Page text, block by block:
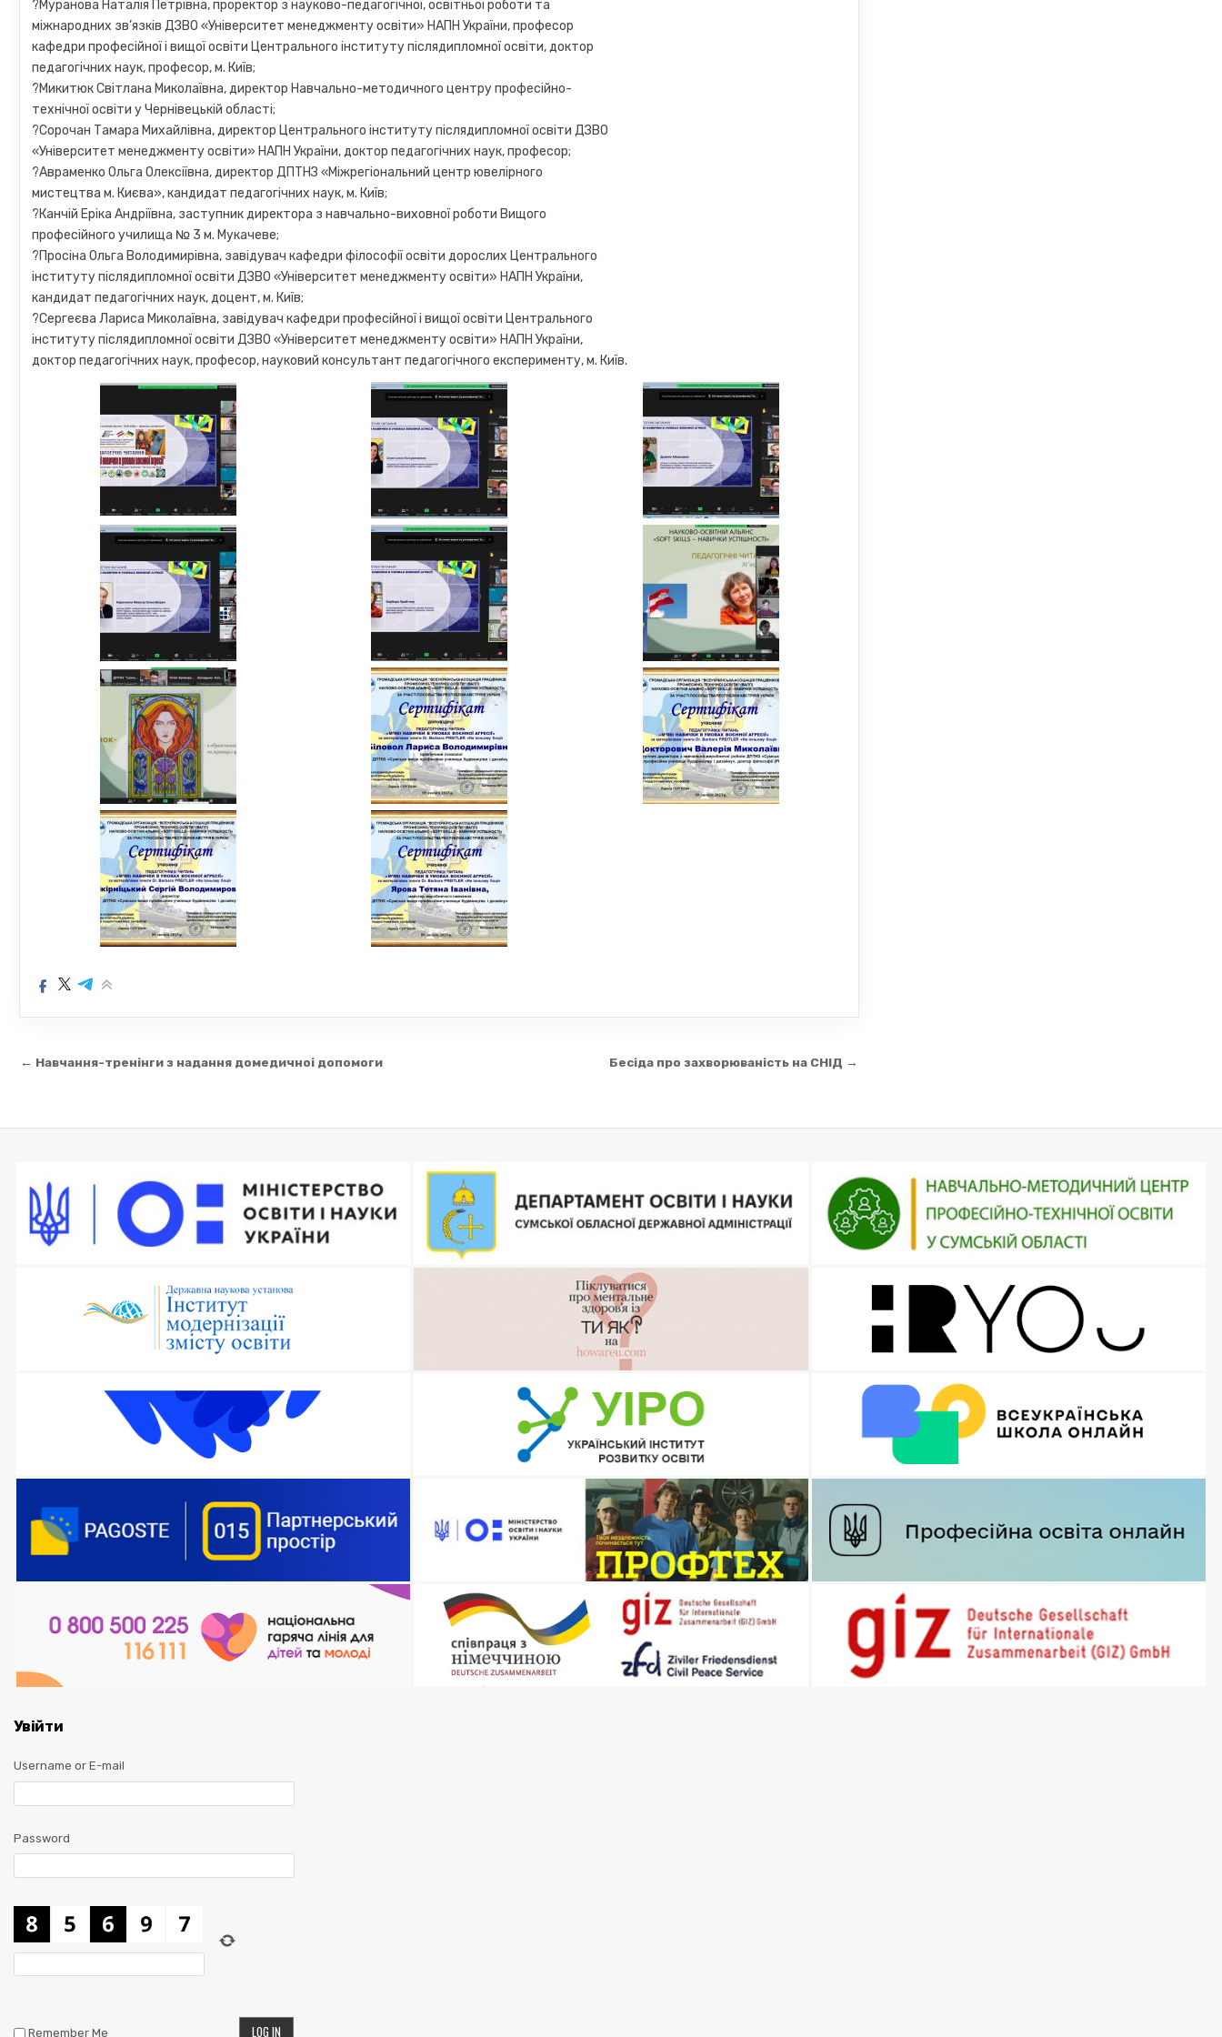
?Муранова Наталія Петрівна, проректор з науково-педагогічної, освітньої роботи та
міжнародних зв’язків ДЗВО «Університет менеджменту освіти» НАПН України, професор
кафедри професійної і вищої освіти Центрального інституту післядипломної освіти, доктор
педагогічних наук, професор, м. Київ;
?Микитюк Світлана Миколаївна, директор Навчально-методичного центру професійно-
технічної освіти у Чернівецькій області;
?Сорочан Тамара Михайлівна, директор Центрального інституту післядипломної освіти ДЗВО
«Університет менеджменту освіти» НАПН України, доктор педагогічних наук, професор;
?Авраменко Ольга Олексіївна, директор ДПТНЗ «Міжрегіональний центр ювелірного
мистецтва м. Києва», кандидат педагогічних наук, м. Київ;
?Канчій Еріка Андріївна, заступник директора з навчально-виховної роботи Вищого
професійного училища № 3 м. Мукачеве;
?Просіна Ольга Володимирівна, завідувач кафедри філософії освіти дорослих Центрального
інституту післядипломної освіти ДЗВО «Університет менеджменту освіти» НАПН України,
кандидат педагогічних наук, доцент, м. Київ;
?Сергеєва Лариса Миколаївна, завідувач кафедри професійної і вищої освіти Центрального
інституту післядипломної освіти ДЗВО «Університет менеджменту освіти» НАПН України,
доктор педагогічних наук, професор, науковий консультант педагогічного експерименту, м. Київ.
Навігація Бесіда про захворюваність на СНІД →
← Навчання-тренінги з надання домедичноі допомоги
Увійти
Username or E-mail
Password
Remember Me